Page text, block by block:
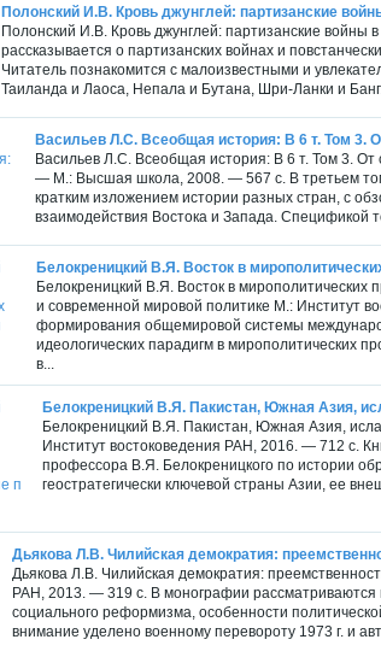
Полонский И.В. Кровь джунглей: партизанские
Полонский И.В. Кровь джунглей: партизанские войны
рассказывается о партизанских войнах и
Читатель познакомится с малоизвестными и
Таиланда и Лаоса, Непала и Бутана, Шри-Ланки и
Васильев Л.С. Всеобщая история: В 6 т. Том 3.
Васильев Л.С. Всеобщая история: В 6 т. Том 3. От
— М.: Высшая школа, 2008. — 567 с. В третьем
кратким изложением истории разных стран, с
взаимодействия Востока и Запада. Спецификой
Белокреницкий В.Я. Восток в
Белокреницкий В.Я. Восток в
и современной мировой политике М.: Институт
формирования общемировой системы
идеологических парадигм в мирополитических
в...
Белокреницкий В.Я. Пакистан, Южная Азия,
Белокреницкий В.Я. Пакистан, Южная Азия,
Институт востоковедения РАН, 2016. — 712 с.
профессора В.Я. Белокреницкого по истории
геостратегически ключевой страны Азии, ее
Дьякова Л.В. Чилийская демократия:
Дьякова Л.В. Чилийская демократия:
РАН, 2013. — 319 с. В монографии рассматриваются
социального реформизма, особенности
внимание уделено военному перевороту 1973 г. и